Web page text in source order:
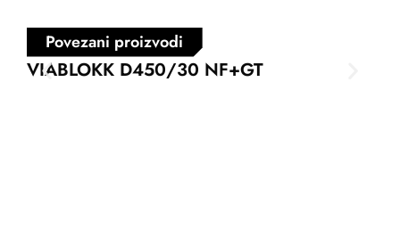
Povezani proizvodi
VIABLOKK D450/30 NF+GT